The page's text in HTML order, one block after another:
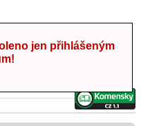
jen přihlášeným